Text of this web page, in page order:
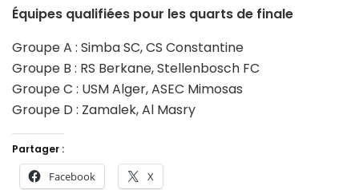
Équipes qualifiées pour les quarts de finale
Groupe A : Simba SC, CS Constantine
Groupe B : RS Berkane, Stellenbosch FC
Groupe C : USM Alger, ASEC Mimosas
Groupe D : Zamalek, Al Masry
Partager :
Facebook X